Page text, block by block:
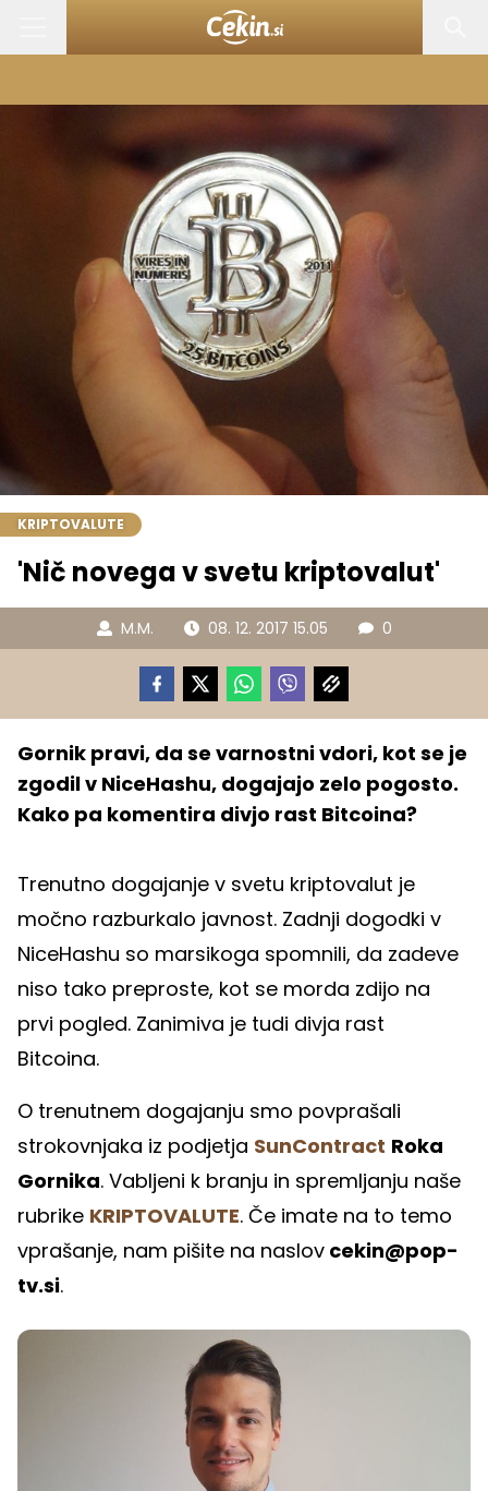
KRIPTOVALUTE
'Nič novega v svetu kriptovalut'
M.M. 08. 12. 2017 15.05 0
Gornik pravi, da se varnostni vdori, kot se je
zgodil v NiceHashu, dogajajo zelo pogosto.
Kako pa komentira divjo rast Bitcoina?
Trenutno dogajanje v svetu kriptovalut je
močno razburkalo javnost. Zadnji dogodki v
NiceHashu so marsikoga spomnili, da zadeve
niso tako preproste, kot se morda zdijo na
prvi pogled. Zanimiva je tudi divja rast
Bitcoina.
O trenutnem dogajanju smo povprašali
strokovnjaka iz podjetja SunContract Roka
Gornika. Vabljeni k branju in spremljanju naše
rubrike KRIPTOVALUTE. Če imate na to temo
vprašanje, nam pišite na naslov cekin@pop-
tv.si.